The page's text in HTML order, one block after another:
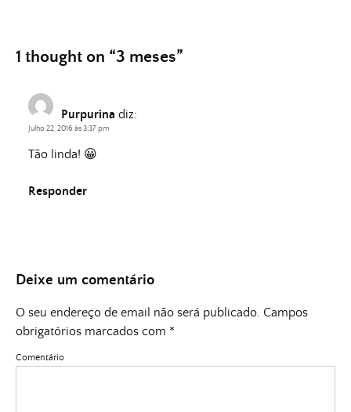
1 thought on “3 meses”
Purpurina diz:
Julho 22, 2016 às 3:37 pm
Tão linda! 😀
Responder
Deixe um comentário
O seu endereço de email não será publicado. Campos
obrigatórios marcados com *
Comentário